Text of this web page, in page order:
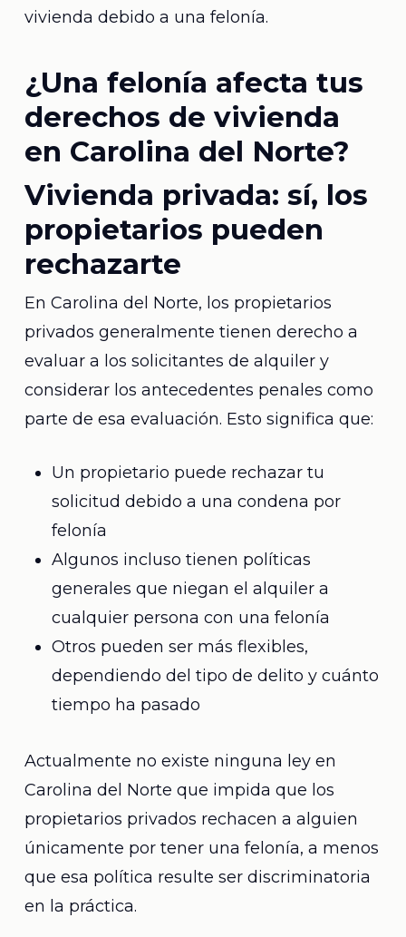
vivienda debido a una felonía.
¿Una felonía afecta tus
derechos de vivienda
en Carolina del Norte?
Vivienda privada: sí, los
propietarios pueden
rechazarte
En Carolina del Norte, los propietarios
privados generalmente tienen derecho a
evaluar a los solicitantes de alquiler y
considerar los antecedentes penales como
parte de esa evaluación. Esto significa que:
Un propietario puede rechazar tu
solicitud debido a una condena por
felonía
Algunos incluso tienen políticas
generales que niegan el alquiler a
cualquier persona con una felonía
Otros pueden ser más flexibles,
dependiendo del tipo de delito y cuánto
tiempo ha pasado
Actualmente no existe ninguna ley en
Carolina del Norte que impida que los
propietarios privados rechacen a alguien
únicamente por tener una felonía, a menos
que esa política resulte ser discriminatoria
en la práctica.